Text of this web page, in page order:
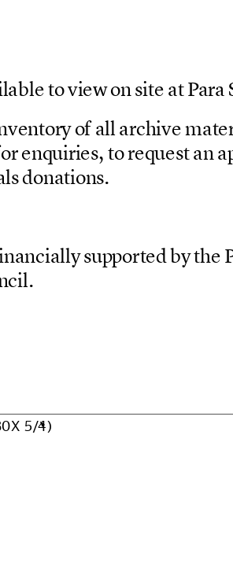
labletoviewonsiteatPara
ventoryofallarchivemate
orenquiries,torequestana
lsdonations.
nanciallysupportedbythe
cil.
OX 5/4)